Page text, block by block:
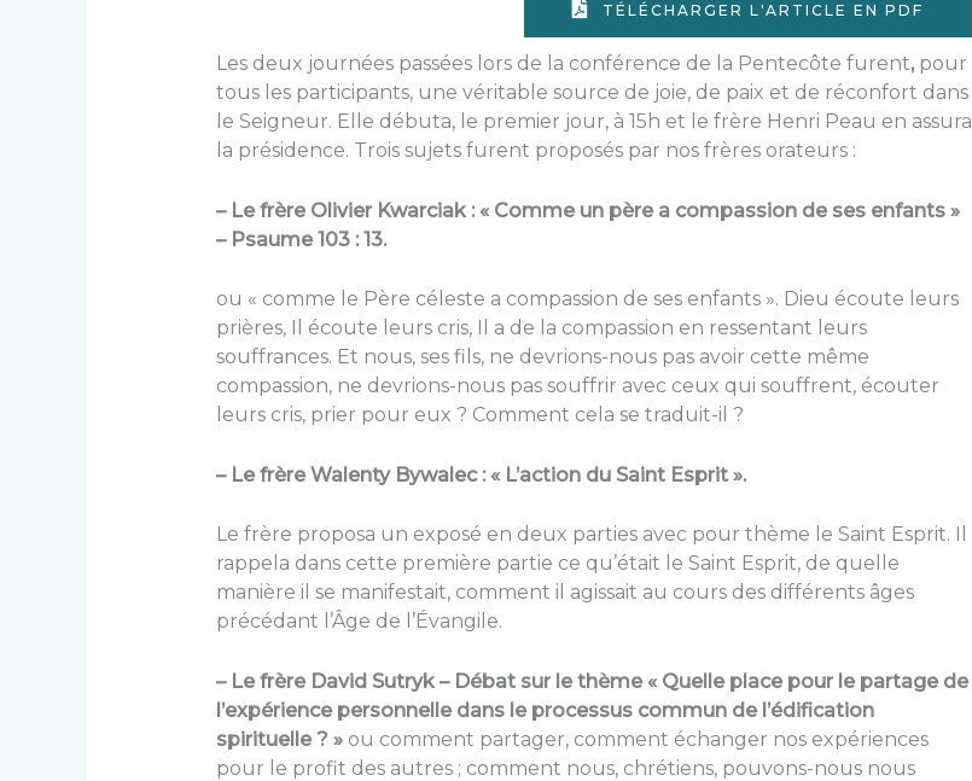
TÉLÉCHARGER L'ARTICLE EN PDF
Les deux journées passées lors de la conférence de la Pentecôte furent, pour
tous les participants, une véritable source de joie, de paix et de réconfort dans
le Seigneur. Elle débuta, le premier jour, à 15h et le frère Henri Peau en assura
la présidence. Trois sujets furent proposés par nos frères orateurs :
– Le frère Olivier Kwarciak : « Comme un père a compassion de ses enfants »
– Psaume 103 : 13.
ou « comme le Père céleste a compassion de ses enfants ». Dieu écoute leurs
prières, Il écoute leurs cris, Il a de la compassion en ressentant leurs
souffrances. Et nous, ses fils, ne devrions-nous pas avoir cette même
compassion, ne devrions-nous pas souffrir avec ceux qui souffrent, écouter
leurs cris, prier pour eux ? Comment cela se traduit-il ?
– Le frère Walenty Bywalec : « L’action du Saint Esprit ».
Le frère proposa un exposé en deux parties avec pour thème le Saint Esprit. Il
rappela dans cette première partie ce qu’était le Saint Esprit, de quelle
manière il se manifestait, comment il agissait au cours des différents âges
précédant l’Âge de l’Évangile.
– Le frère David Sutryk – Débat sur le thème « Quelle place pour le partage de
l’expérience personnelle dans le processus commun de l’édification
spirituelle ? »ou comment partager, comment échanger nos expériences
pour le profit des autres ; comment nous, chrétiens, pouvons-nous nous